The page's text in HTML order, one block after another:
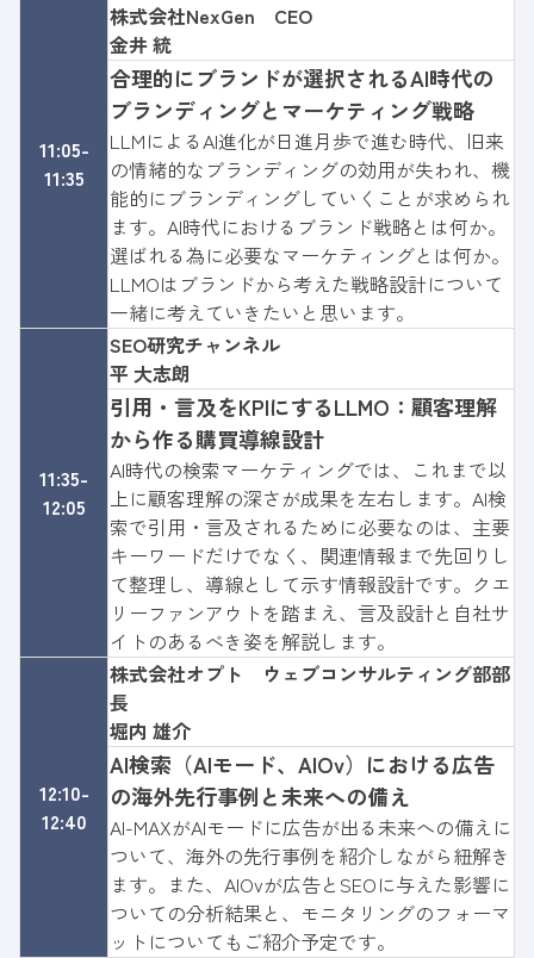
11:05-
11:35
株式会社NexGen CEO
金井 統
合理的にブランドが選択されるAI時代の
ブランディングとマーケティング戦略
LLMによるAI進化が日進月歩で進む時代、旧来
の情緒的なブランディングの効用が失われ、機
能的にブランディングしていくことが求められ
ます。AI時代におけるブランド戦略とは何か。
選ばれる為に必要なマーケティングとは何か。
LLMOはブランドから考えた戦略設計について
一緒に考えていきたいと思います。
11:35-
12:05
SEO研究チャンネル
平 大志朗
引用・言及をKPIにするLLMO：顧客理解
から作る購買導線設計
AI時代の検索マーケティングでは、これまで以
上に顧客理解の深さが成果を左右します。AI検
索で引用・言及されるために必要なのは、主要
キーワードだけでなく、関連情報まで先回りし
て整理し、導線として示す情報設計です。クエ
リーファンアウトを踏まえ、言及設計と自社サ
イトのあるべき姿を解説します。
12:10-
12:40
株式会社オプト
ウェブコンサルティング部部
長
堀内 雄介
AI検索（AIモード、AIOv）における広告
の海外先行事例と未来への備え
AI-MAXがAIモードに広告が出る未来への備えに
ついて、海外の先行事例を紹介しながら紐解き
ます。また、AIOvが広告とSEOに与えた影響に
ついての分析結果と、モニタリングのフォーマ
ットについてもご紹介予定です。